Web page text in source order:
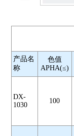
产品名
称
色值
APHA(≤)
DX-
1030
100